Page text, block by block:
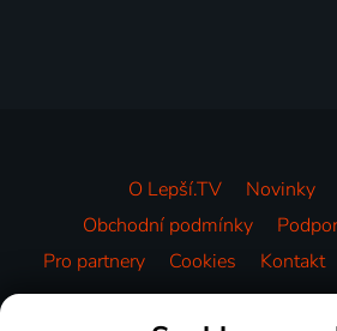
O Lepší.TV Novinky
Obchodní podmínky
Pro partnery
Cookies Kontakt